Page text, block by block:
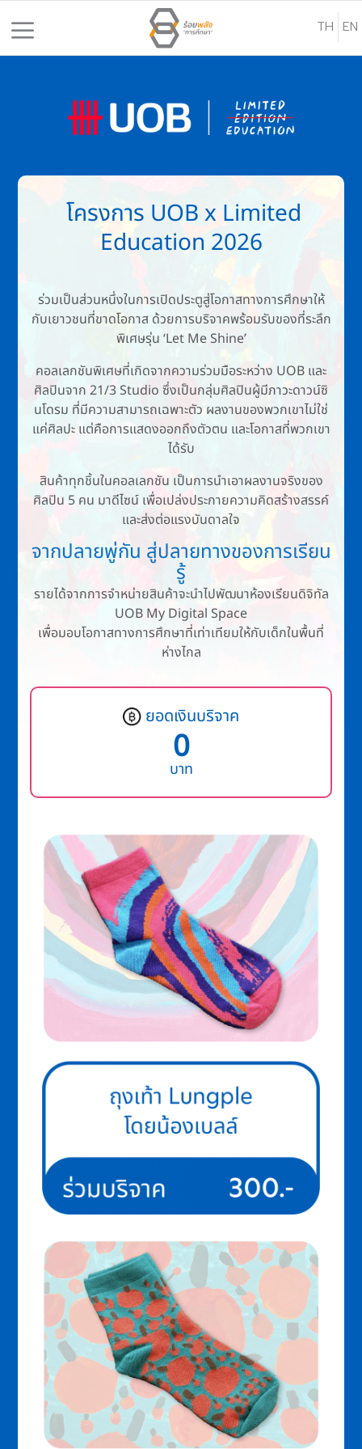
TH EN
i
โครงการ UOB x Limited
Education 2026
ร่วมเป็นส่วนหนึ่งในการเปิดประตูสู่โอกาสทางการศึกษาให้
กับเยาวชนที่ขาดโอกาส ด้วยการบริจาคพร้อมรับของที่ระลึก
พิเศษรุ่น ‘Let Me Shine’
คอลเลกชันพิเศษที่เกิดจากความร่วมมือระหว่าง UOB และ
ศิลปินจาก 21/3 Studio ซึ่งเป็นกลุ่มศิลปินผู้มีภาวะดาวน์ซิ
นโดรม ที่มีความสามารถเฉพาะตัว ผลงานของพวกเขาไม่ใช่
แค่ศิลปะ แต่คือการแสดงออกถึงตัวตน และโอกาสที่พวกเขา
ได้รับ
สินค้าทุกชิ้นในคอลเลกชัน เป็นการนำเอาผลงานจริงของ
ศิลปิน 5 คน มาดีไซน์ เพื่อเปล่งประกายความคิดสร้างสรรค์
และส่งต่อแรงบันดาลใจ
จากปลายพู่กัน สู่ปลายทางของการเรียน
รู้
รายได้จากการจำหน่ายสินค้าจะนำไปพัฒนาห้องเรียนดิจิทัล
UOB My Digital Space
เพื่อมอบโอกาสทางการศึกษาที่เท่าเทียมให้กับเด็กในพื้นที่
ห่างไกล
ยอดเงินบริจาค
0
บาท